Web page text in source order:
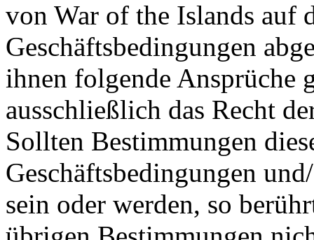
von War of the Islands auf
Geschäftsbedingungen
ihnen folgende Ansprüche
ausschließlich das Recht
Sollten Bestimmungen
Geschäftsbedingungen
sein oder werden, so